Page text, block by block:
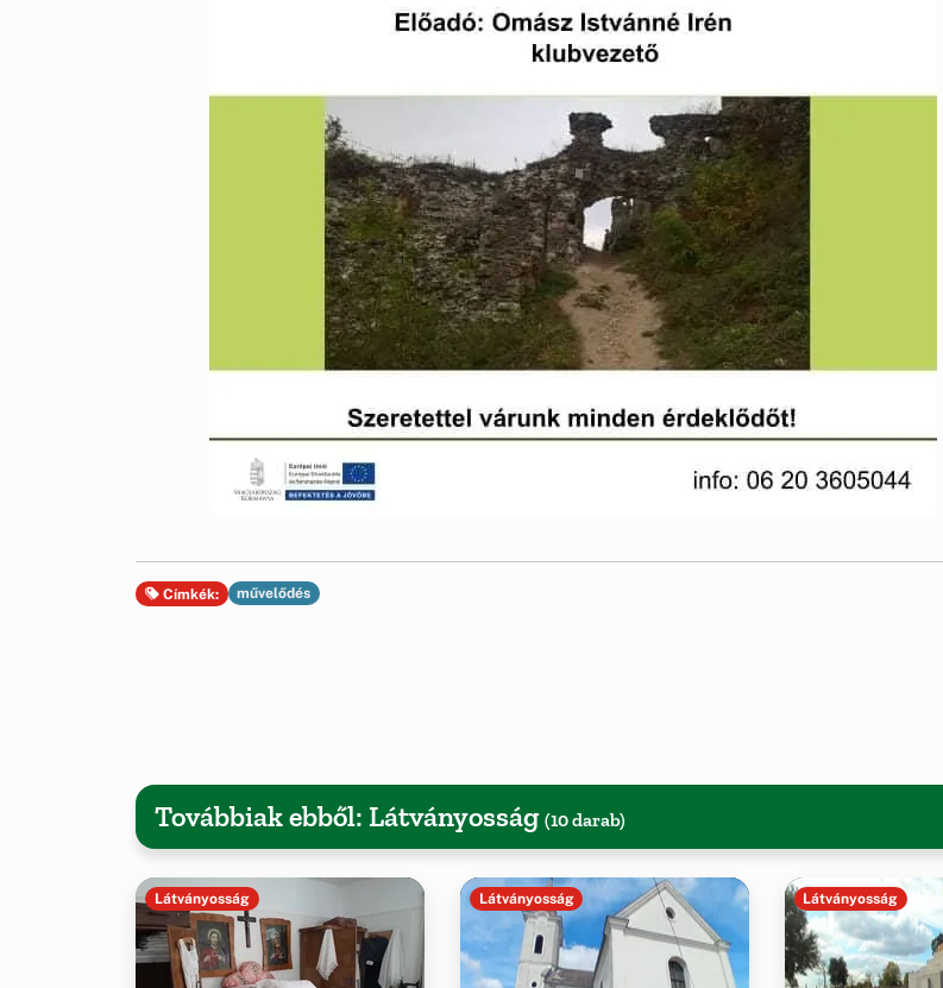
Címkék: művelődés
Továbbiak ebből: Látványosság (10 darab)
Látványosság Látványosság Látványosság